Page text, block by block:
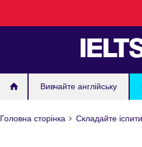
Вивчайте англійську
Головна сторінка Складайте іспити